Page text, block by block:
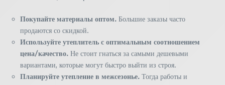
Покупайте материалы оптом. Большие заказы часто
продаются со скидкой.
Используйте утеплитель с оптимальным соотношением
цена/качество. Не стоит гнаться за самыми дешевыми
вариантами, которые могут быстро выйти из строя.
Планируйте утепление в межсезонье. Тогда работы и